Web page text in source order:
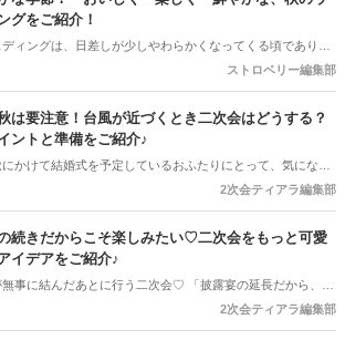
グをご紹介！
ィングは、日差しが少しやわらかくなってくる頃であり、
とへの行動的がみなぎってくる季節。同時に、おいしいもの
を進めましょう♪
ストロベリー編集部
は要注意！台風が近づくとき二次会はどうする？
ントと準備をご紹介♪
かけて結婚式を予定しているおふたりにとって、気になる
の影響。 結婚式は予定通り開催できそうだけど、「二次会は
りません＊ 今回は、台風が近づいているときに二
するか判断するポイントや、事前に準備しておきたいこと
ます＊
2次会ティアラ編集部
続きだからこそ楽しみたい♡二次会をもっと可愛
イデアをご紹介♪
事に結んだあとに行う二次会♡ 「披露宴の延長だから、あ
なくても大丈夫」と思っていませんか？ 実は、少しアイデ2次会ティアラ編集部